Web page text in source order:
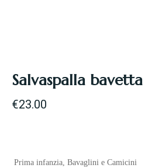
Salvaspalla bavetta
€23.00
Prima infanzia, Bavaglini e Camicini